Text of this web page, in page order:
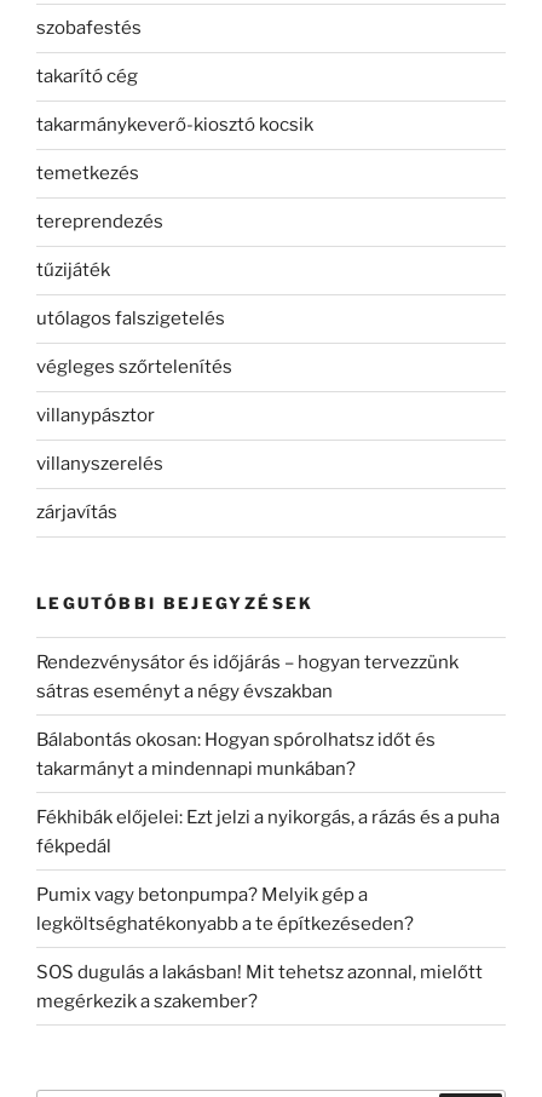
szobafestés
takarító cég
takarmánykeverő-kiosztó kocsik
temetkezés
tereprendezés
tűzijáték
utólagos falszigetelés
végleges szőrtelenítés
villanypásztor
villanyszerelés
zárjavítás
LEGUTÓBBI BEJEGYZÉSEK
Rendezvénysátor és időjárás – hogyan tervezzünk
sátras eseményt a négy évszakban
Bálabontás okosan: Hogyan spórolhatsz időt és
takarmányt a mindennapi munkában?
Fékhibák előjelei: Ezt jelzi a nyikorgás, a rázás és a puha
fékpedál
Pumix vagy betonpumpa? Melyik gép a
legköltséghatékonyabb a te építkezéseden?
SOS dugulás a lakásban! Mit tehetsz azonnal, mielőtt
megérkezik a szakember?